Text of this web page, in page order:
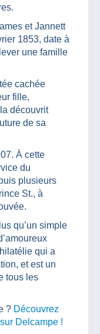
et Jannett
1853, date à
une famille
cachée
fille,
découvrit
de sa
À cette
du
plusieurs
St., à
qu’un simple
qui a
et est un
tous les
? Découvrez
Delcampe !